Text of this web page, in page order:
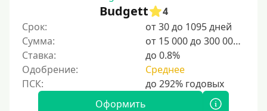
Пенсионерам до 85 лет
Безработным
Даже бомжам
Без указания места работы
Для иностранных граждан
Для иностранных граждан Украины
Budgett
4
Срок:
от 30 до 1095 дней
Сумма:
от 15 000 до 300 000 ₽
Ставка:
до 0.8%
Одобрение:
Среднее
Оформить